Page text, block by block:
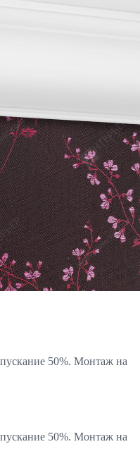
50%. Монтаж на
50%. Монтаж на